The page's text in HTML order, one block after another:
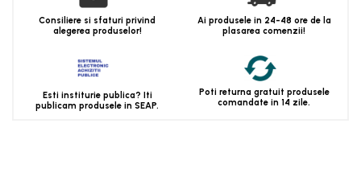
Consiliere si sfaturi privind
alegerea produselor!
Ai produsele in 24-48 ore de la
plasarea comenzii!
Esti institurie publica? Iti
publicam produsele in SEAP.
Poti returna gratuit produsele
comandate in 14 zile.